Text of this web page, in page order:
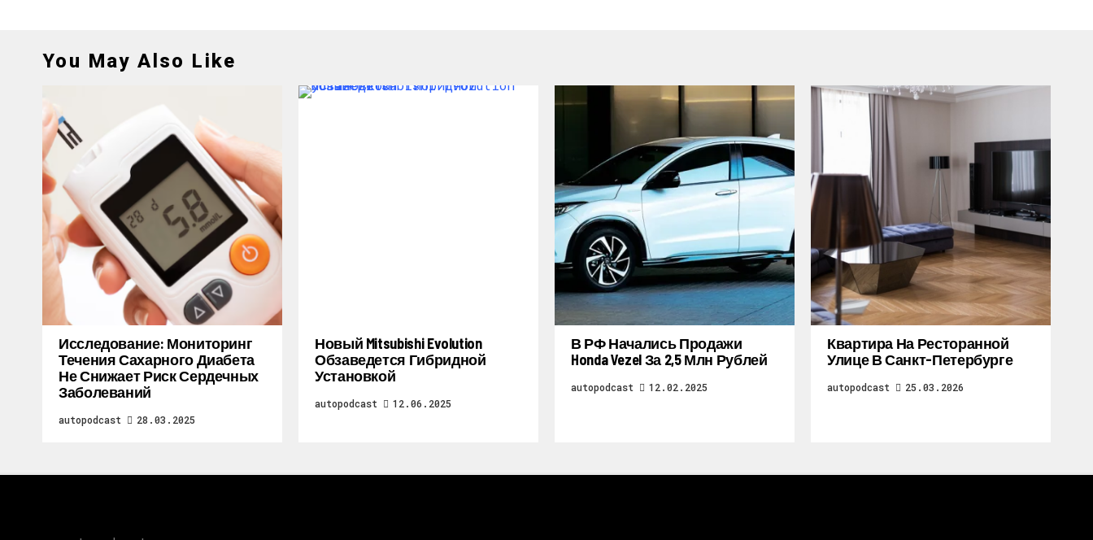
You May Also Like
Исследование: Мониторинг
Течения Сахарного Диабета
Не Снижает Риск Сердечных
Заболеваний
autopodcast 28.03.2025
Новый Mitsubishi Evolution
Обзаведется Гибридной
Установкой
autopodcast 12.06.2025
В РФ Начались Продажи
Honda Vezel За 2,5 Млн Рублей
autopodcast 12.02.2025
Квартира На Ресторанной
Улице В Санкт-Петербурге
autopodcast 25.03.2026